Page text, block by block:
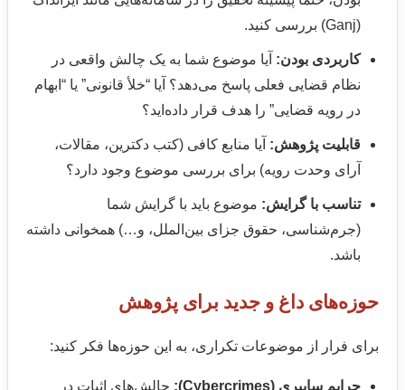
(Ganj) بررسی کنید.
کاربردی بودن: آیا موضوع شما به یک چالش واقعی در
نظام قضایی فعلی پاسخ می‌دهد؟ آیا “خلأ قانونی” یا “ابهام
در رویه قضایی” را هدف قرار داده‌اید؟
قابلیت پژوهش: آیا منابع کافی (کتب دکترین، مقالات،
آرای وحدت رویه) برای بررسی موضوع وجود دارد؟
تناسب با گرایش: موضوع باید با گرایش شما
(جرم‌شناسی، حقوق جزای بین‌الملل، و…) همخوانی داشته
باشد.
حوزه‌های داغ و جدید برای پژوهش
برای فرار از موضوعات تکراری، به این حوزه‌ها فکر کنید:
جرایم سایبری (Cybercrimes):
چالش‌های اثبات در